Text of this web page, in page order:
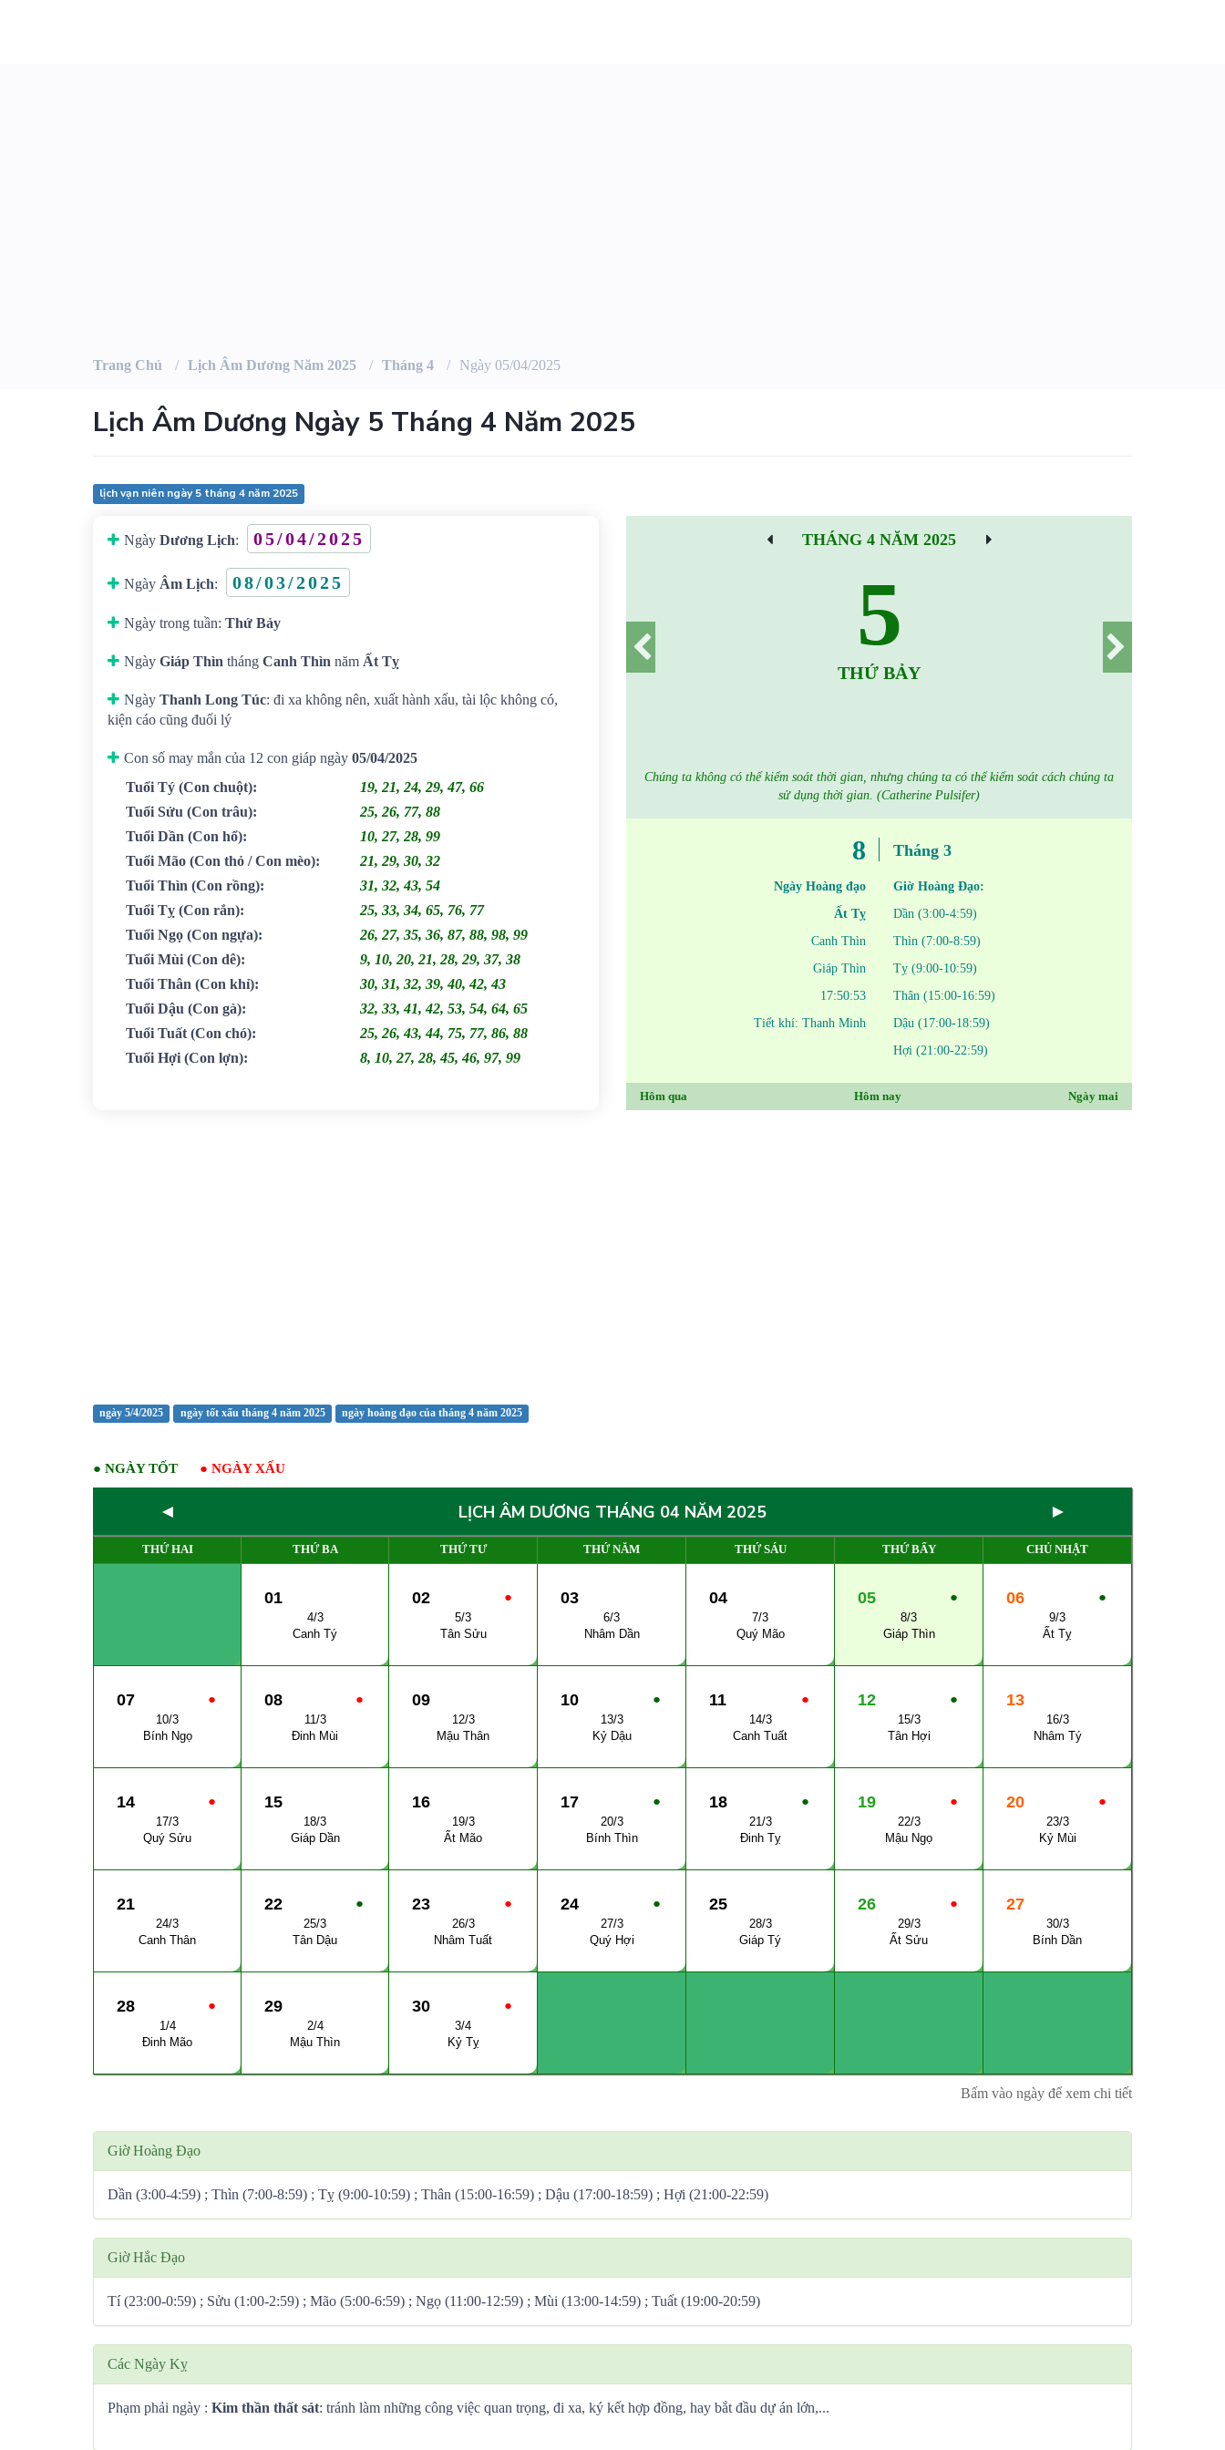
Trang Chủ Lịch Âm Dương Năm 2025 Tháng 4 Ngày 05/04/2025
Lịch Âm Dương Ngày 5 Tháng 4 Năm 2025
lịch vạn niên ngày 5 tháng 4 năm 2025
Ngày Dương Lịch: 05/04/2025
Ngày Âm Lịch: 08/03/2025
Ngày trong tuần: Thứ Bảy
Ngày Giáp Thìn tháng Canh Thìn năm Ất Tỵ
Ngày Thanh Long Túc: đi xa không nên, xuất hành xấu, tài lộc không có,
kiện cáo cũng đuối lý
Con số may mắn của 12 con giáp ngày 05/04/2025
Tuổi Tý (Con chuột):
19, 21, 24, 29, 47, 66
Tuổi Sửu (Con trâu):
25, 26, 77, 88
Tuổi Dần (Con hổ):
10, 27, 28, 99
Tuổi Mão (Con thỏ / Con mèo):
21, 29, 30, 32
Tuổi Thìn (Con rồng):
31, 32, 43, 54
Tuổi Tỵ (Con rắn):
25, 33, 34, 65, 76, 77
Tuổi Ngọ (Con ngựa):
26, 27, 35, 36, 87, 88, 98, 99
Tuổi Mùi (Con dê):
9, 10, 20, 21, 28, 29, 37, 38
Tuổi Thân (Con khỉ):
30, 31, 32, 39, 40, 42, 43
Tuổi Dậu (Con gà):
32, 33, 41, 42, 53, 54, 64, 65
Tuổi Tuất (Con chó):
25, 26, 43, 44, 75, 77, 86, 88
Tuổi Hợi (Con lợn): 8, 10, 27, 28, 45, 46, 97, 99
THÁNG 4 NĂM 2025
5
THỨ BẢY
Chúng ta không có thể kiểm soát thời gian, nhưng chúng ta có thể kiểm soát cách chúng ta
sử dụng thời gian. (Catherine Pulsifer)
8
Ngày Hoàng đạo
Ất Tỵ
Canh Thìn
Giáp Thìn
17:50:53
Tiết khí: Thanh Minh
Tháng 3
Giờ Hoàng Đạo:
Dần (3:00-4:59)
Thìn (7:00-8:59)
Tỵ (9:00-10:59)
Thân (15:00-16:59)
Dậu (17:00-18:59)
Hợi (21:00-22:59)
Hôm qua Hôm nay Ngày mai
ngày 5/4/2025 ngày tốt xấu tháng 4 năm 2025 ngày hoàng đạo của tháng 4 năm 2025
● NGÀY TỐT ● NGÀY XẤU
◄ LỊCH ÂM DƯƠNG THÁNG 04 NĂM 2025 ►
THỨ HAI THỨ BA THỨ TƯ THỨ NĂM THỨ SÁU THỨ BẨY CHỦ NHẬT
01
4/3
Canh Tý
●
02
5/3
Tân Sửu
03
6/3
Nhâm Dần
04
7/3
Quý Mão
●
05
8/3
Giáp Thìn
●
06
9/3
Ất Tỵ
●
07
10/3
Bính Ngọ
●
08
11/3
Đinh Mùi
09
12/3
Mậu Thân
●
10
13/3
Kỷ Dậu
●
11
14/3
Canh Tuất
●
12
15/3
Tân Hợi
13
16/3
Nhâm Tý
●
14
17/3
Quý Sửu
15
18/3
Giáp Dần
16
19/3
Ất Mão
●
17
20/3
Bính Thìn
●
18
21/3
Đinh Tỵ
●
19
22/3
Mậu Ngọ
●
20
23/3
Kỷ Mùi
21
24/3
Canh Thân
●
22
25/3
Tân Dậu
●
23
26/3
Nhâm Tuất
●
24
27/3
Quý Hợi
25
28/3
Giáp Tý
●
26
29/3
Ất Sửu
27
30/3
Bính Dần
●
28
1/4
Đinh Mão
29
2/4
Mậu Thìn
●
30
3/4
Kỷ Tỵ
Bấm vào ngày để xem chi tiết
Giờ Hoàng Đạo
Dần (3:00-4:59) ; Thìn (7:00-8:59) ; Tỵ (9:00-10:59) ; Thân (15:00-16:59) ; Dậu (17:00-18:59) ; Hợi (21:00-22:59)
Giờ Hắc Đạo
Tí (23:00-0:59) ; Sửu (1:00-2:59) ; Mão (5:00-6:59) ; Ngọ (11:00-12:59) ; Mùi (13:00-14:59) ; Tuất (19:00-20:59)
Các Ngày Kỵ
Phạm phải ngày : Kim thần thất sát: tránh làm những công việc quan trọng, đi xa, ký kết hợp đồng, hay bắt đầu dự án lớn,...